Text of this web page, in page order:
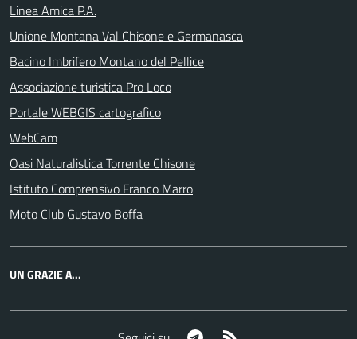
Linea Amica P.A.
Unione Montana Val Chisone e Germanasca
Bacino Imbrifero Montano del Pellice
Associazione turistica Pro Loco
Portale WEBGIS cartografico
WebCam
Oasi Naturalistica Torrente Chisone
Istituto Comprensivo Franco Marro
Moto Club Gustavo Boffa
UN GRAZIE A...